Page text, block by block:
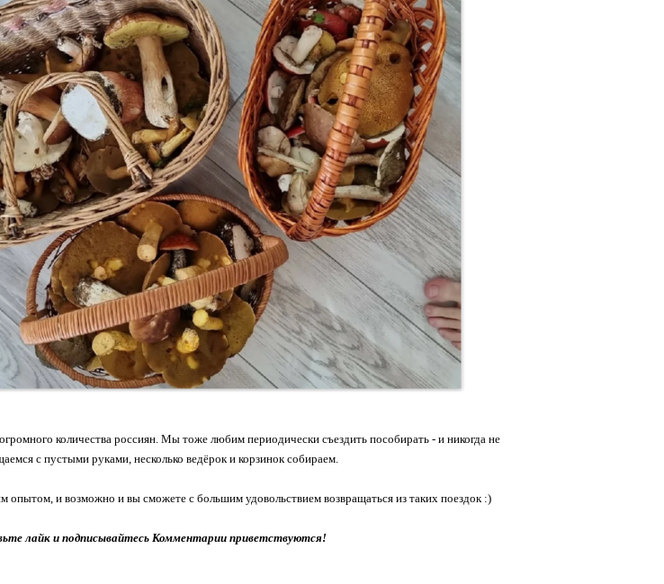
количества россиян. Мы тоже любим периодически съездить пособирать - и никогда не
с пустыми руками, несколько ведёрок и корзинок собираем.
опытом, и возможно и вы сможете с большим удовольствием возвращаться из таких поездок :)
лайк и подписывайтесь Комментарии приветствуются!